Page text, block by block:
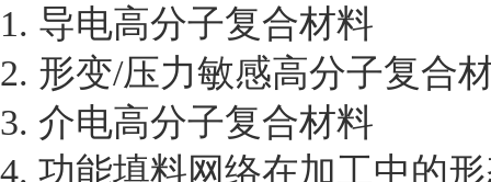
1. 导电高分子复合材料
2. 形变/压力敏感高分子复合
3. 介电高分子复合材料
4. 功能填料网络在加工中的